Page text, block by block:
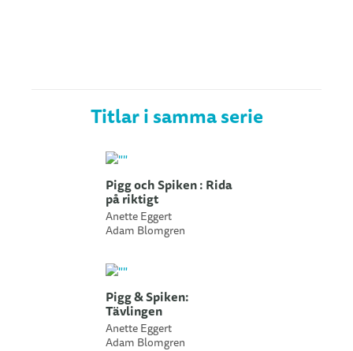
Titlar i samma serie
Pigg och Spiken : Rida
på riktigt
Anette Eggert
Adam Blomgren
Pigg & Spiken:
Tävlingen
Anette Eggert
Adam Blomgren